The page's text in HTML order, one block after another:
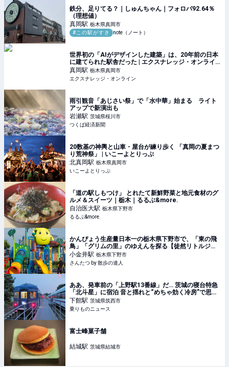
鉄分、足りてる？｜しゅんちゃん｜フォロバ92.64％
（理想値）
真岡駅 栃木県真岡市
#この駅がすき
note（ノート）
世界初の「AIがデザインした建築」は、20年前の日本
に建てられた駅舎だった | エクスナレッジ・オンライ
ン｜知識が深まる、世界が広がる
真岡駅 栃木県真岡市
エクスナレッジ・オンライン
雨引観音「あじさい祭」で「水中華」始まる ライト
アップで新演出も
岩瀬駅 茨城県桜川市
つくば経済新聞
20数基の神輿と山車・屋台が練り歩く 「真岡の夏まつ
り荒神祭」 | いこーよとりっぷ
北真岡駅 栃木県真岡市
いこーよとりっぷ
「道の駅しもつけ」 とれたて新鮮野菜と地元食材のグ
ルメ＆スイーツ｜栃木｜るるぶ&more.
自治医大駅 栃木県下野市
るるぶ&more.
かんぴょう生産量日本一の栃木県下野市で、「東の飛
鳥」「グリムの里」のゆえんを探る【徒然リトルジャ
ーニー】｜さんたつ by 散歩の達人
小金井駅 栃木県下野市
さんたつ by 散歩の達人
ああ、発車前の「上野駅13番線」だ… 茨城の寝台特急
「北斗星」に宿泊 音と揺れと“めちゃ効く冷房”で思い
出した!! | 乗りものニュース
下館駅 茨城県筑西市
乗りものニュース
富士峰菓子舗
結城駅 茨城県結城市